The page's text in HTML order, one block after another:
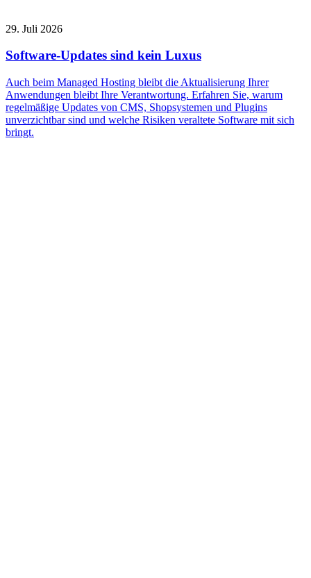
29. Juli 2026
Software-Updates sind kein Luxus
Auch beim Managed Hosting bleibt die Aktualisierung Ihrer
Anwendungen bleibt Ihre Verantwortung. Erfahren Sie, warum
regelmäßige Updates von CMS, Shopsystemen und Plugins
unverzichtbar sind und welche Risiken veraltete Software mit sich
bringt.